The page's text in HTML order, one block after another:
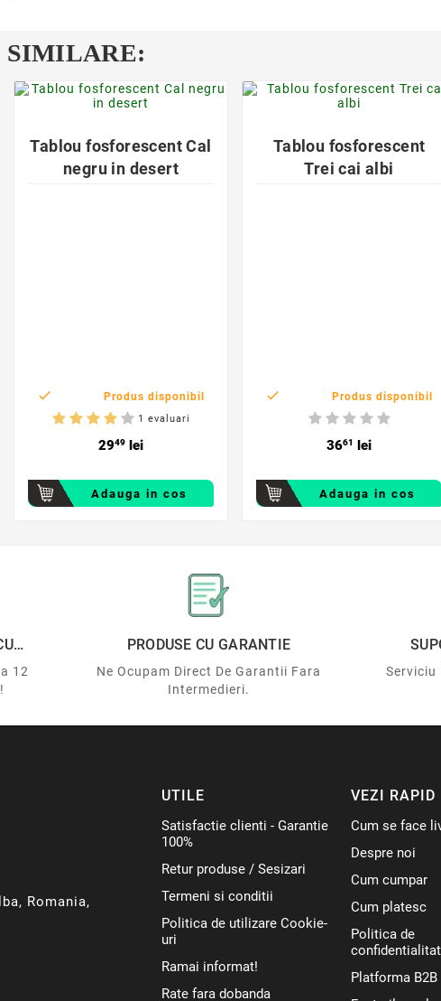
SIMILARE:
Tablou fosforescent Cal
negru in desert
 Produs disponibil
1 evaluari
2949 lei
Adauga in cos
Tablou fosforescent
Trei cai albi
 Produs disponibil
3661 lei
Adauga in cos
12
PRODUSE CU GARANTIE
Ne Ocupam Direct De Garantii Fara
Intermedieri.
Serviciu
Romania,
UTILE
Satisfactie clienti - Garantie
100%
Retur produse / Sesizari
Termeni si conditii
Politica de utilizare Cookie-
uri
Ramai informat!
Rate fara dobanda
VEZI RAPID
Cum se face
Despre noi
Cum cumpar
Cum platesc
Politica de
Platforma B2B